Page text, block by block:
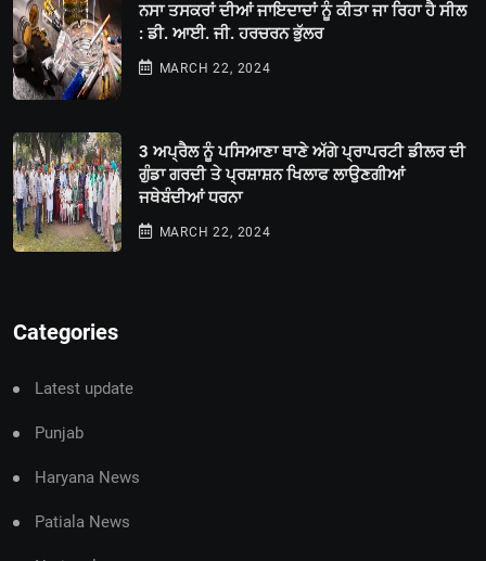
ਨਸਾ ਤਸਕਰਾਂ ਦੀਆਂ ਜਾਇਦਾਦਾਂ ਨੂੰ ਕੀਤਾ ਜਾ ਰਿਹਾ ਹੈ ਸੀਲ
: ਡੀ. ਆਈ. ਜੀ. ਹਰਚਰਨ ਭੁੱਲਰ
MARCH 22, 2024
3 ਅਪ੍ਰੈਲ ਨੂੰ ਪਸਿਆਣਾ ਥਾਣੇ ਅੱਗੇ ਪ੍ਰਾਪਰਟੀ ਡੀਲਰ ਦੀ
ਗੁੰਡਾ ਗਰਦੀ ਤੇ ਪ੍ਰਸ਼ਾਸ਼ਨ ਖਿਲਾਫ ਲਾਉਣਗੀਆਂ
ਜਥੇਬੰਦੀਆਂ ਧਰਨਾ
MARCH 22, 2024
Categories
Latest update
Punjab
Haryana News
Patiala News